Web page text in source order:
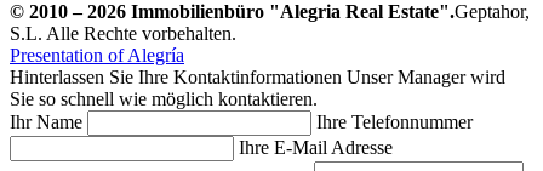
© 2010 – 2026 Immobilienbüro "Alegria Real Estate".Geptahor,
S.L. Alle Rechte vorbehalten.
Presentation of Alegría
Hinterlassen Sie Ihre Kontaktinformationen Unser Manager wird
Sie so schnell wie möglich kontaktieren.
Ihr Name
Ihre Telefonnummer
Ihre E-Mail Adresse